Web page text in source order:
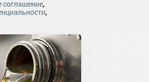
соглашение,
,